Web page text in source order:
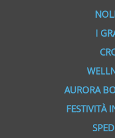
I
AURORA
FESTIVITÀ